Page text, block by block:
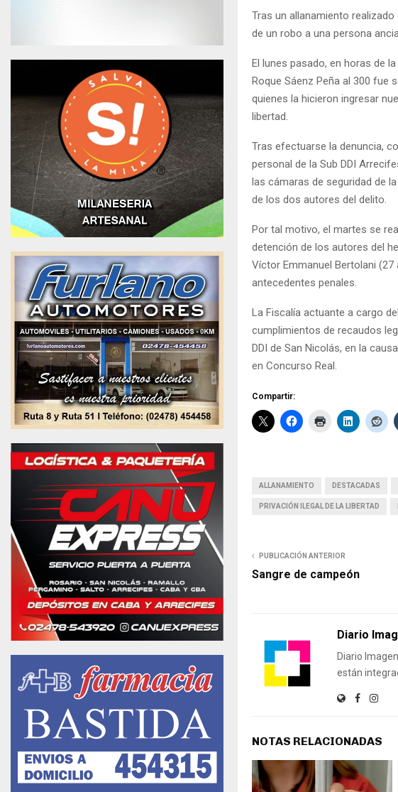
Tras un allanamiento
de un robo a una persona
El lunes pasado, en horas de
Roque Sáenz Peña al 300 fue
quienes la hicieron ingresar
libertad.
Tras efectuarse la denuncia,
personal de la Sub DDI
las cámaras de seguridad de
de los dos autores del delito.
Por tal motivo, el martes se
detención de los autores del
Víctor Emmanuel Bertolani
antecedentes penales.
La Fiscalía actuante a cargo
cumplimientos de recaudos
DDI de San Nicolás, en la
en Concurso Real.
Compartir:
ALLANAMIENTO DESTACADAS
PRIVACIÓN ILEGAL DE LA LIBERTAD
PUBLICACIÓN ANTERIOR
Sangre de campeón
Diario
Diario
están
NOTAS RELACIONADAS